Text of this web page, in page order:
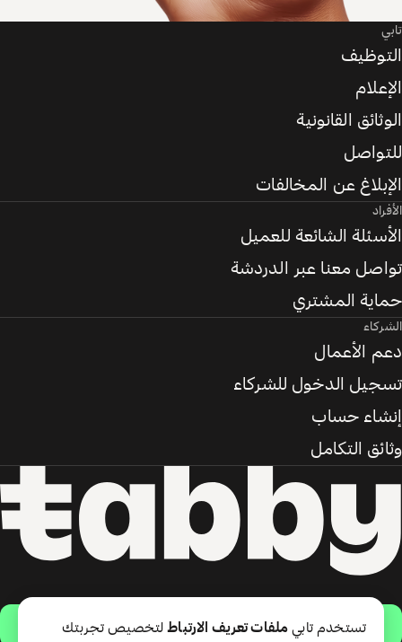
حمّل التطبيق
تابي
التوظيف
الإعلام
الوثائق القانونية
للتواصل
الإبلاغ عن المخالفات
الأفراد
الأسئلة الشائعة للعميل
تواصل معنا عبر الدردشة
حماية المشتري
الشركاء
دعم الأعمال
تسجيل الدخول للشركاء
إنشاء حساب
وثائق التكامل
تستخدم تابي ملفات تعريف الارتباطلتخصيص تجربتك